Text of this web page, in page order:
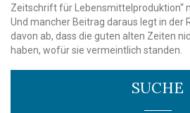
Zeitschrift für Lebensmittelproduktion“
Und mancher Beitrag daraus legt in der
davon ab, dass die guten alten Zeiten
haben, wofür sie vermeintlich standen.
SUCHE